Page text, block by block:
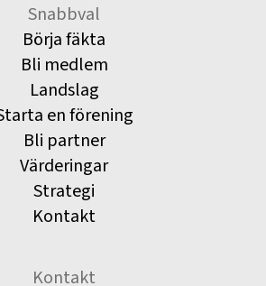
Snabbval
Börja fäkta
Bli medlem
Landslag
en förening
Bli partner
Värderingar
Strategi
Kontakt
Kontakt